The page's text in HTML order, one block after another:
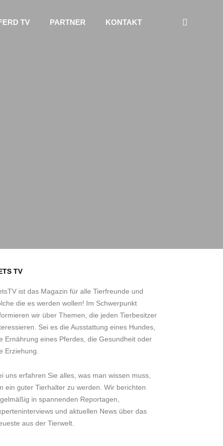
TV PARTNER KONTAKT
TV
ist das Magazin für alle Tierfreunde und
die es werden wollen! Im Schwerpunkt
wir über Themen, die jeden Tierbesitzer
Sei es die Ausstattung eines Hundes,
Ernährung eines Pferdes, die Gesundheit oder
Erziehung.
uns erfahren Sie alles, was man wissen muss,
ein guter Tierhalter zu werden. Wir berichten
in spannenden Reportagen,
und aktuellen News über das
aus der Tierwelt.